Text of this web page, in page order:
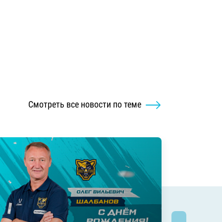
Смотреть все новости по теме